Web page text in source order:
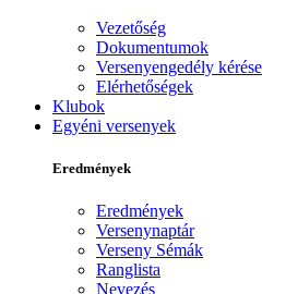
Vezetőség
Dokumentumok
Versenyengedély kérése
Elérhetőségek
Klubok
Egyéni versenyek
Eredmények
Eredmények
Versenynaptár
Verseny Sémák
Ranglista
Nevezés